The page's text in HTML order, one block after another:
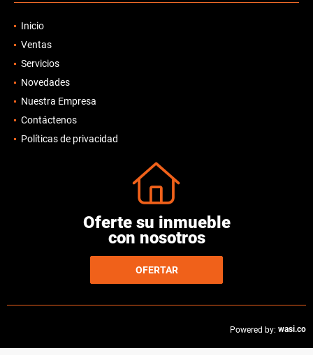
Inicio
Ventas
Servicios
Novedades
Nuestra Empresa
Contáctenos
Políticas de privacidad
Oferte su inmueble
con nosotros
OFERTAR
Powered by: wasi.co